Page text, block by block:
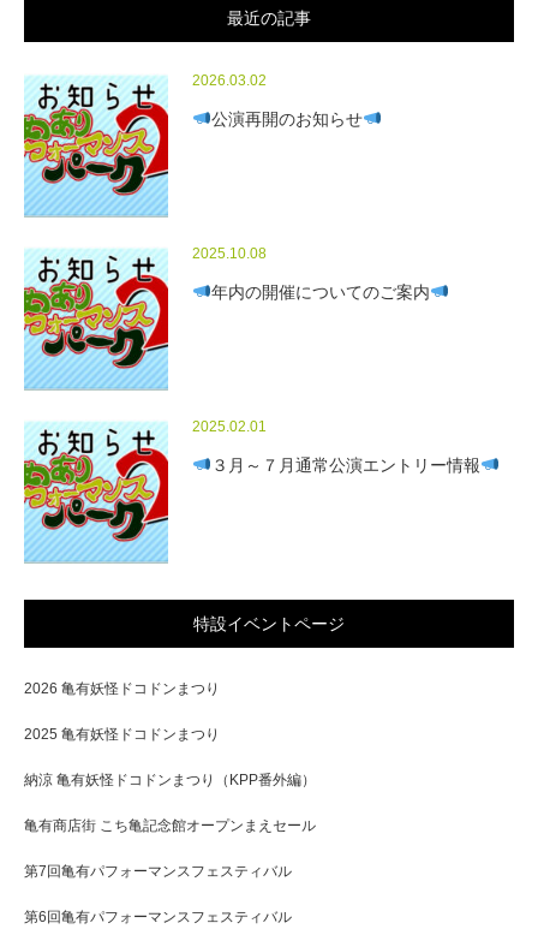
最近の記事
2026.03.02
公演再開のお知らせ
2025.10.08
年内の開催についてのご案内
2025.02.01
３月～７月通常公演エントリー情報
特設イベントページ
2026 亀有妖怪ドコドンまつり
2025 亀有妖怪ドコドンまつり
納涼 亀有妖怪ドコドンまつり（KPP番外編）
亀有商店街 こち亀記念館オープンまえセール
第7回亀有パフォーマンスフェスティバル
第6回亀有パフォーマンスフェスティバル